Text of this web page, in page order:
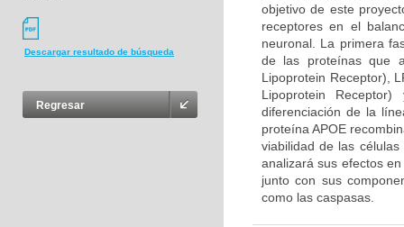
Descargar resultado de búsqueda
Regresar
objetivo de este
receptores en el
neuronal. La primera
de las proteínas que
Lipoprotein Receptor),
Lipoprotein
diferenciación de la
proteína APOE
viabilidad de las
analizará sus efectos
junto con sus
como las caspasas.